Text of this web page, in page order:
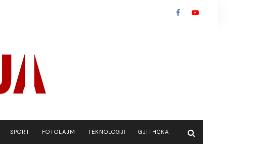
SPORT FOTOLAJM TEKNOLOGJI GJITHÇKA